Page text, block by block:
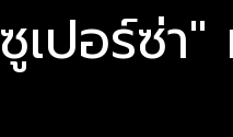
เปอร์ซ่า